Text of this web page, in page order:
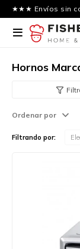
★★★ Envíos sin

Hornos
Ordenar por
Filtrando por: